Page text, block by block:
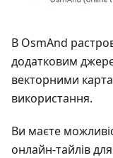
В OsmAnd
додатковим
векторними
використання.
Ви маєте
онлайн-тайлів